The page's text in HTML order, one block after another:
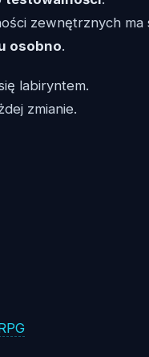
zewnętrznych ma
osobno.
labiryntem.
zmianie.